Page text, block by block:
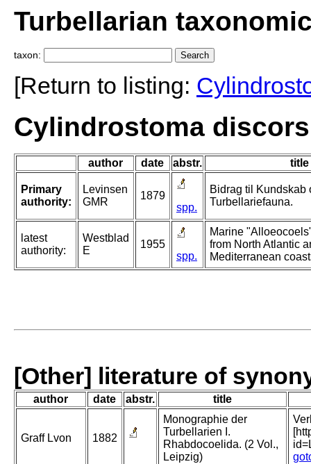
Turbellarian
taxon:
[Return to listing:
Cylindrostoma
author date abstr. title
Primary
authority:
Levinsen
GMR
1879
spp.
Bidrag til Kundskab
Turbellariefauna.
latest
authority:
Westblad
E
1955
spp.
Marine
from North Atlantic
Mediterranean
[Other] literature of
author date abstr. title
Graff Lvon 1882
Monographie der
Turbellarien I.
Rhabdocoelida. (2 Vol.,
Leipzig)